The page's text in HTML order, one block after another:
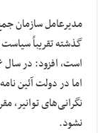
مدیرعامل سازمان
گذشته تقریباً
اما در دولت آئین
نگرانی‌های توانیر،
نشود.